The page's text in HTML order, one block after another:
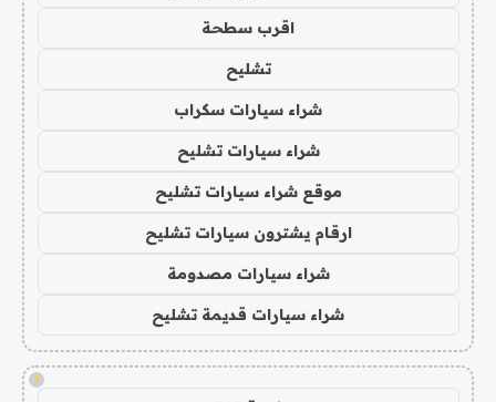
اقرب سطحة
تشليح
شراء سيارات سكراب
شراء سيارات تشليح
موقع شراء سيارات تشليح
ارقام يشترون سيارات تشليح
شراء سيارات مصدومة
شراء سيارات قديمة تشليح
!